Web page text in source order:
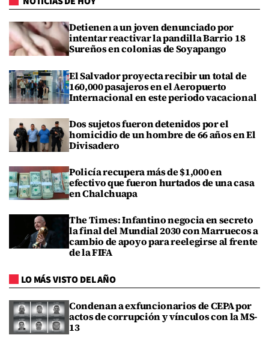
Detienen a un joven denunciado por
intentar reactivar la pandilla Barrio 18
Sureños en colonias de Soyapango
El Salvador proyecta recibir un total de
160,000 pasajeros en el Aeropuerto
Internacional en este periodo vacacional
Dos sujetos fueron detenidos por el
homicidio de un hombre de 66 años en El
Divisadero
Policía recupera más de $1,000 en
efectivo que fueron hurtados de una casa
en Chalchuapa
The Times: Infantino negocia en secreto
la final del Mundial 2030 con Marruecos a
cambio de apoyo para reelegirse al frente
de la FIFA
LO MÁS VISTO DEL AÑO
Condenan a exfuncionarios de CEPA por
actos de corrupción y vínculos con la MS-
13